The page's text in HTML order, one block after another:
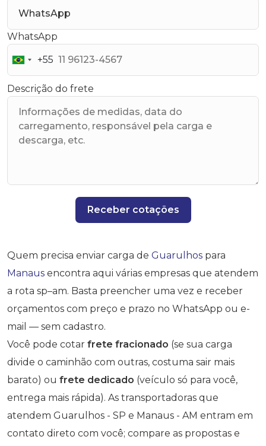
WhatsApp
Brazil
+55
+55
Descrição do frete
Receber cotações
Quem precisa enviar carga de Guarulhos para
Manaus encontra aqui várias empresas que atendem
a rota sp–am. Basta preencher uma vez e receber
orçamentos com preço e prazo no WhatsApp ou e-
mail — sem cadastro.
Você pode cotar frete fracionado (se sua carga
divide o caminhão com outras, costuma sair mais
barato) ou frete dedicado (veículo só para você,
entrega mais rápida). As transportadoras que
atendem Guarulhos - SP e Manaus - AM entram em
contato direto com você; compare as propostas e